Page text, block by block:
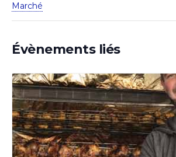
Marché
Évènements liés